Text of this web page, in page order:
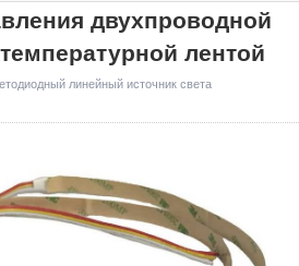
двухпроводной
лентой
линейный источник света